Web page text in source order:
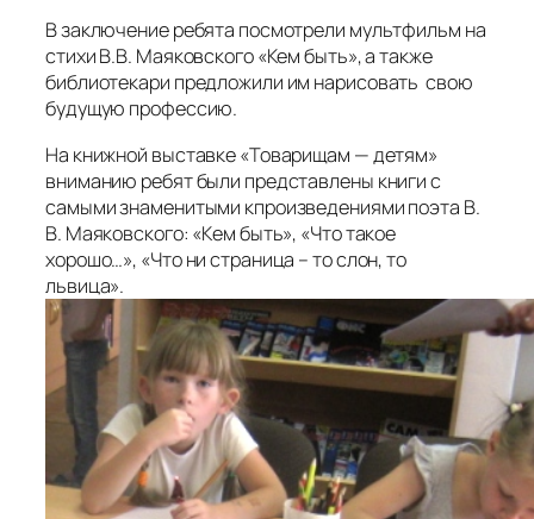
В заключение ребята посмотрели мультфильм на
стихи В.В. Маяковского «Кем быть», а также
библиотекари предложили им нарисовать свою
будущую профессию.
На книжной выставке «Товарищам — детям»
вниманию ребят были представлены книги с
самыми знаменитыми кпроизведениями поэта В.
В. Маяковского: «Кем быть», «Что такое
хорошо…», «Что ни страница – то слон, то
львица».